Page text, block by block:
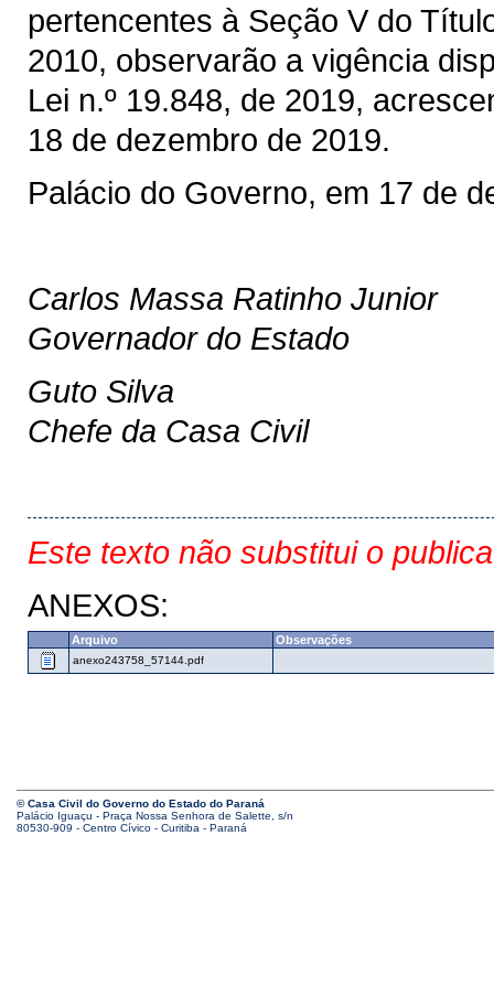
pertencentes à Seção V do
2010, observarão a vigência
Lei n.º 19.848, de 2019,
18 de dezembro de 2019.
Palácio do Governo, em 17 de
Carlos Massa Ratinho Junior
Governador do Estado
Guto Silva
Chefe da Casa Civil
Este texto não substitui o
ANEXOS:
Arquivo Observações
anexo243758_57144.pdf
© Casa Civil do Governo do Estado do Paraná
Palácio Iguaçu - Praça Nossa Senhora de Salette, s/n
80530-909 - Centro Cívico - Curitiba - Paraná